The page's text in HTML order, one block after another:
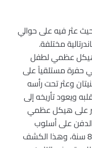
بحدود 100.000 سنة حيث عثر فيه على حوالي
هيكل عظمي لطفل
حيث دفن في حفرة مستلقياً على
وعثر تحت رأسه
ويعود تأريخه إلى
سنة. وفي عام 1997 عثر على هيكل عظمي
على أسلوب
منظم ومدروس ويرقى إلى حوالي 80000 سنة، وهذا الكشف